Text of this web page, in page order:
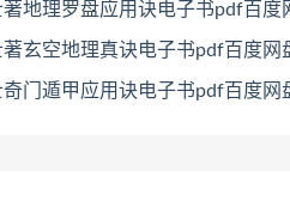
地理罗盘应用诀电子书pdf百度网盘
玄空地理真诀电子书pdf百度网盘
门遁甲应用诀电子书pdf百度网盘